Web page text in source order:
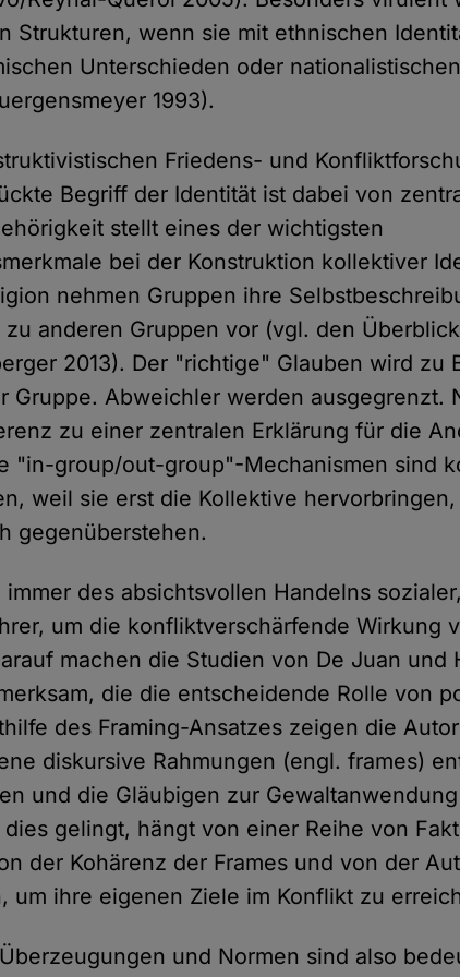
Strukturen, wenn sie mit ethnischen
Unterschieden oder
1993).
Friedens- und
Begriff der Identität ist dabei von
stellt eines der wichtigsten
bei der Konstruktion kollektiver
nehmen Gruppen ihre
anderen Gruppen vor (vgl. den
2013). Der "richtige" Glauben wird zu
Gruppe. Abweichler werden ausgegrenzt.
zu einer zentralen Erklärung für die
"in-group/out-group"-Mechanismen sind
weil sie erst die Kollektive
gegenüberstehen.
immer des absichtsvollen Handelns
um die konfliktverschärfende Wirkung
machen die Studien von De Juan und
die die entscheidende Rolle von
des Framing-Ansatzes zeigen die
diskursive Rahmungen (engl. frames)
und die Gläubigen zur
gelingt, hängt von einer Reihe von
der Kohärenz der Frames und von der
um ihre eigenen Ziele im Konflikt zu
und Normen sind also